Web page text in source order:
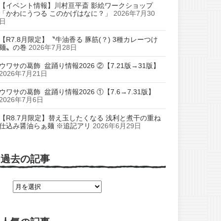
イベント情報】川村亘平斎 影絵ワークショップ
かわにうつる このかげはなに？」
2026年7月30
R7.8月限定】〝牛油香る 豚筋(？) 3種カレーつけ
〟の巻 2026年7月28日
ワサの葛飾 盆踊り情報2026 ②【7.21版→31版】
年7月21日
ワサの葛飾 盆踊り情報2026 ①【7.6→7.31版】
年7月6日
R8.7月限定】替え玉したくなる 浅利と煮干の重ね
込み醤油らぁ麺 ※追記アリ 2026年6月29日
過去の記事